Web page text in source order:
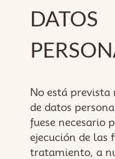
DATOS
No está
de datos
fuese necesario
ejecución de las
tratamiento, a